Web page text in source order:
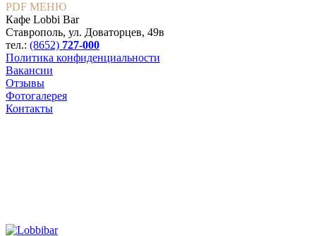
PDF МЕНЮ
Кафе Lobbi Bar
Ставрополь, ул. Доваторцев, 49в
тел.: (8652) 727-000
Политика конфиденциальности
Вакансии
Отзывы
Фотогалерея
Контакты